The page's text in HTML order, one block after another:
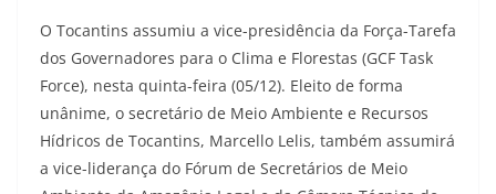
O Tocantins assumiu a vice-presidência da Força-Tarefa
dos Governadores para o Clima e Florestas (GCF Task
Force), nesta quinta-feira (05/12). Eleito de forma
unânime, o secretário de Meio Ambiente e Recursos
Hídricos de Tocantins, Marcello Lelis, também assumirá
a vice-liderança do Fórum de Secretários de Meio